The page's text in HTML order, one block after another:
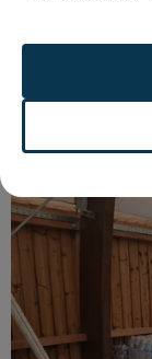
15 000